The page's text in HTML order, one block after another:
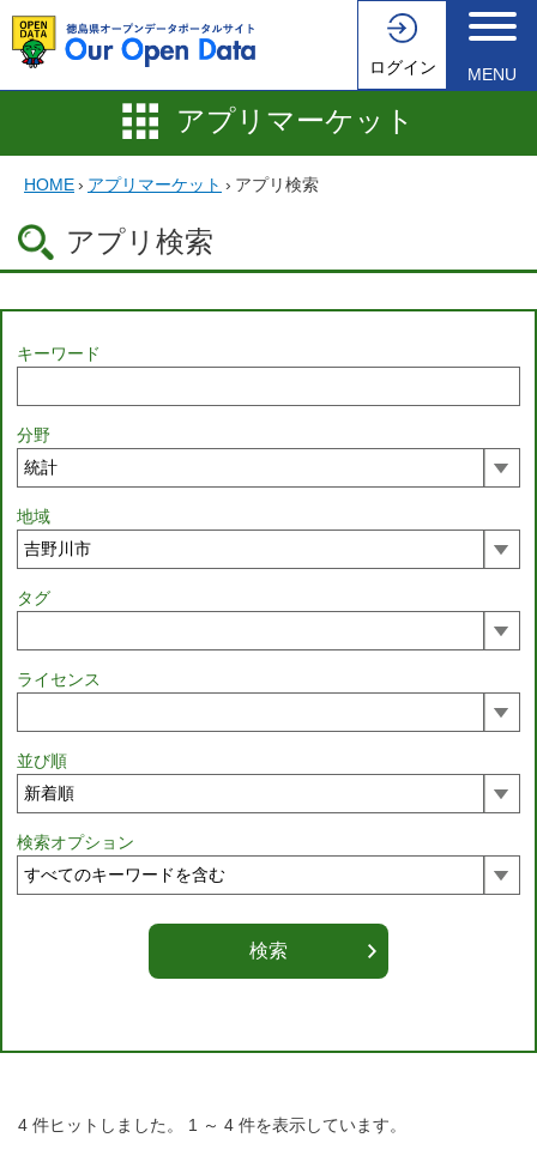
ログイン MENU
アプリマーケット
HOME› アプリマーケット › アプリ検索
アプリ検索
キーワード
分野
地域
タグ
ライセンス
並び順
検索オプション
4 件ヒットしました。 1 ～ 4 件を表示しています。